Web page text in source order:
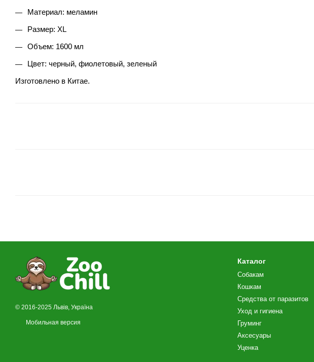
Материал: меламин
Размер: XL
Объем: 1600 мл
Цвет: черный, фиолетовый, зеленый
Изготовлено в Китае.
© 2016-2025 Львів, Україна
Мобильная версия
Каталог
Собакам
Кошкам
Средства от паразитов
Уход и гигиена
Груминг
Аксесуары
Уценка